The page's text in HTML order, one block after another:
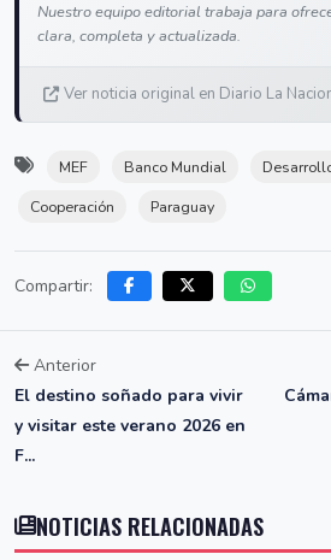
Nuestro equipo editorial trabaja para
clara, completa y actualizada.
Ver noticia original en Diario La
MEF Banco Mundial
Cooperación
Paraguay
Compartir:
Anterior
El destino soñado para vivir
y visitar este verano 2026 en
F...
NOTICIAS RELACIONADAS